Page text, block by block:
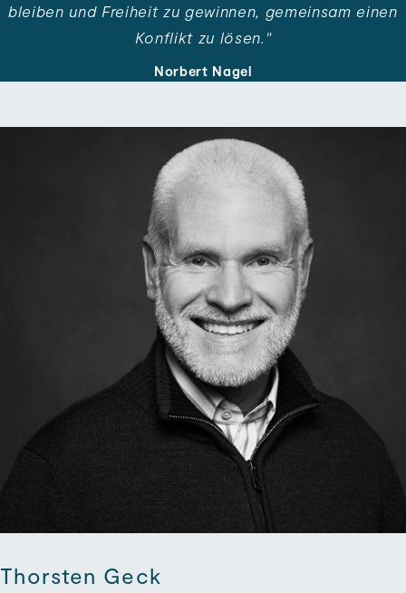
bleiben und Frei­heit zu gewinnen, gemeinsam einen
Konflikt zu lösen."
Norbert Nagel
Thorsten Geck